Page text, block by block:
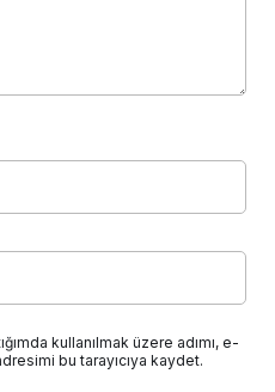
kullanılmak üzere adımı, e-
bu tarayıcıya kaydet.